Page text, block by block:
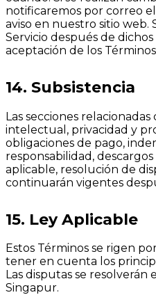
notificaremos por correo
aviso en nuestro sitio web.
Servicio después de
aceptación de los
14. Subsistencia
Las secciones
intelectual, privacidad y
obligaciones de pago,
responsabilidad,
aplicable, resolución de
continuarán vigentes
15. Ley Aplicable
Estos Términos se rigen
tener en cuenta los
Las disputas se resolverán
Singapur.